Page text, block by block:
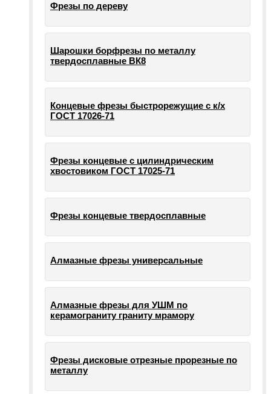
Фрезы по дереву
Шарошки борфрезы по металлу
твердосплавные ВК8
Концевые фрезы быстрорежущие с к/х
ГОСТ 17026-71
Фрезы концевые с цилиндрическим
хвостовиком ГОСТ 17025-71
Фрезы концевые твердосплавные
Алмазные фрезы универсальные
Алмазные фрезы для УШМ по
керамограниту граниту мрамору
Фрезы дисковые отрезные прорезные по
металлу